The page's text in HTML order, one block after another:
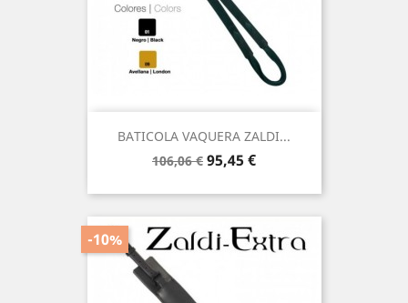
BATICOLA VAQUERA ZALDI...
Precio
106,06 € Precio
95,45 €
-10%